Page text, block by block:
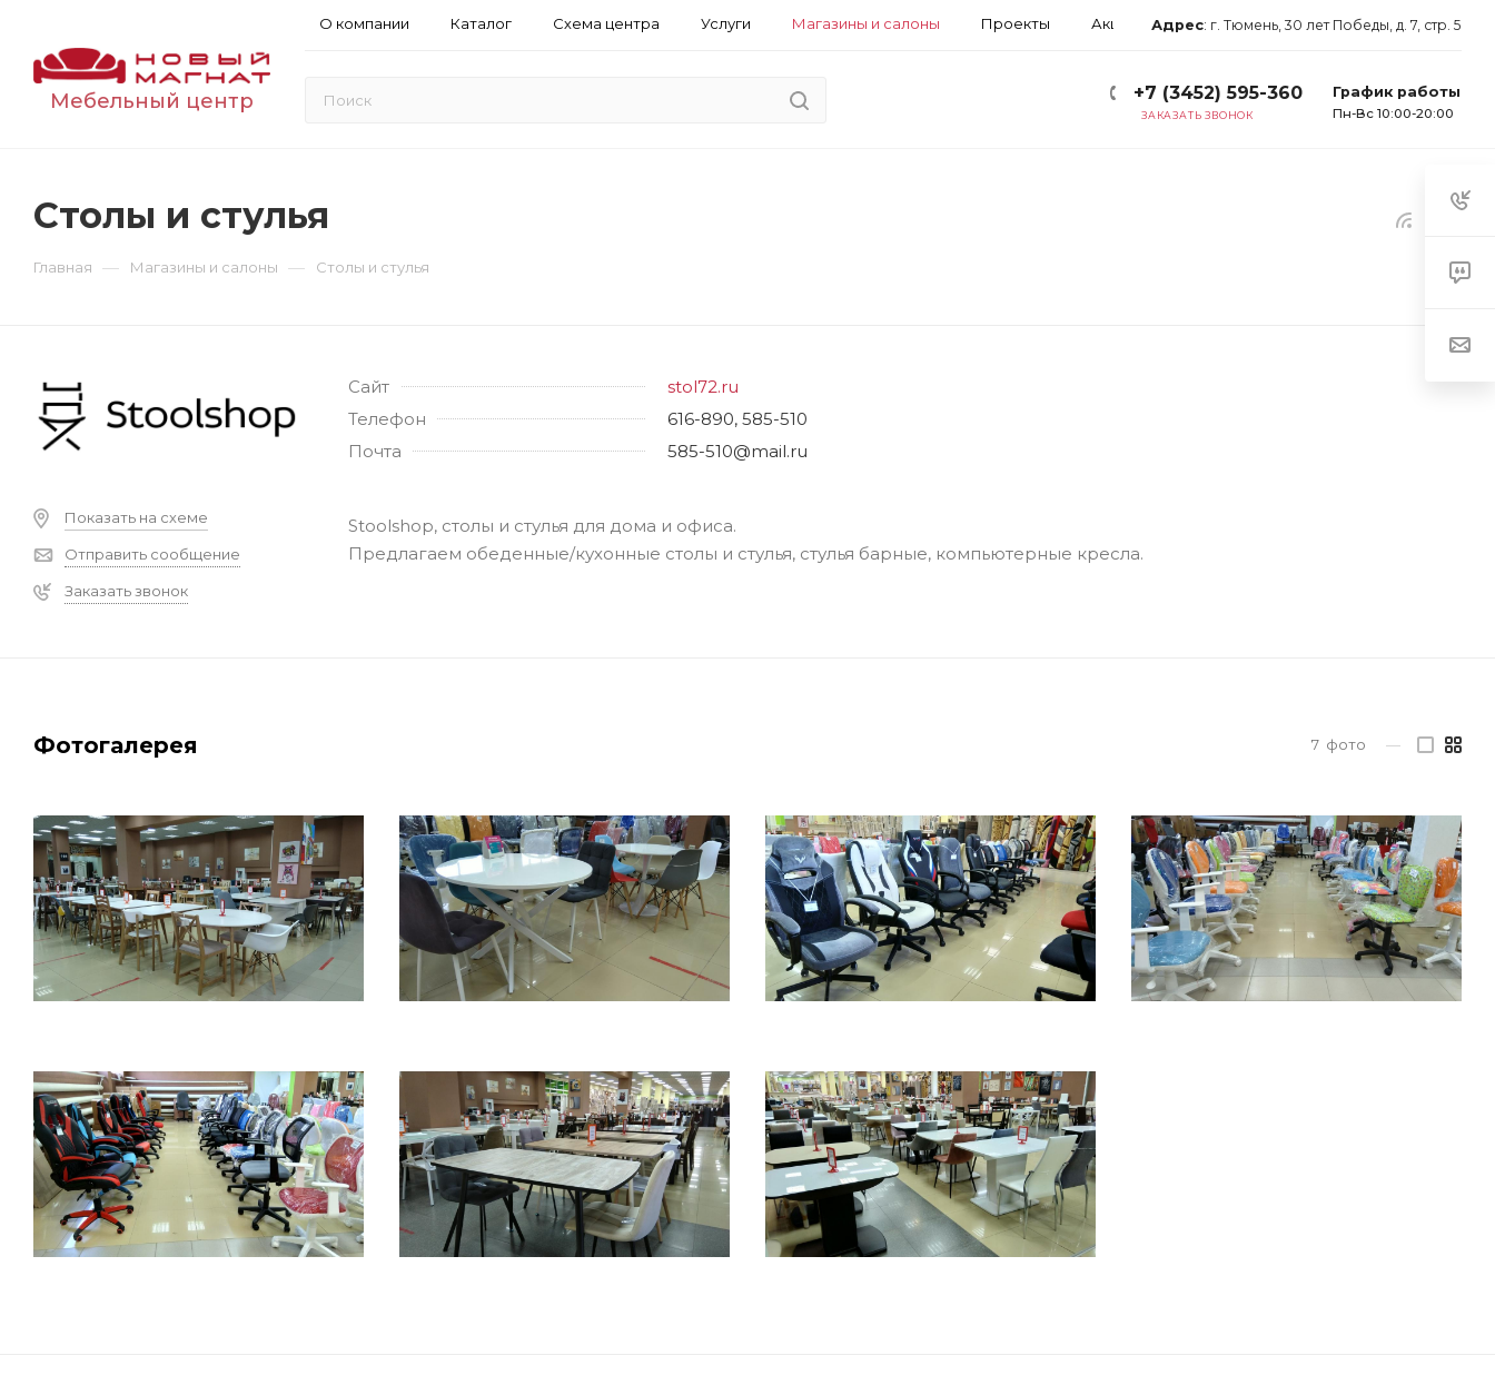
Мебельный центр
О компании Каталог Схема центра Услуги Магазины и салоны Проекты Акции Блог Арендаторам Контакты
Адрес: г. Тюмень, 30 лет Победы, д. 7, стр. 5
График работы
Пн-Вс 10:00-20:00
+7 (3452) 595-360
ЗАКАЗАТЬ ЗВОНОК
Столы и стулья
Главная — Магазины и салоны — Столы и стулья
Показать на схеме
Отправить сообщение
Заказать звонок
Сайт
stol72.ru
Телефон
616-890, 585-510
Почта
585-510@mail.ru
Stoolshop, столы и стулья для дома и офиса.
Предлагаем обеденные/кухонные столы и стулья, стулья барные, компьютерные кресла.
Фотогалерея 7 фото —